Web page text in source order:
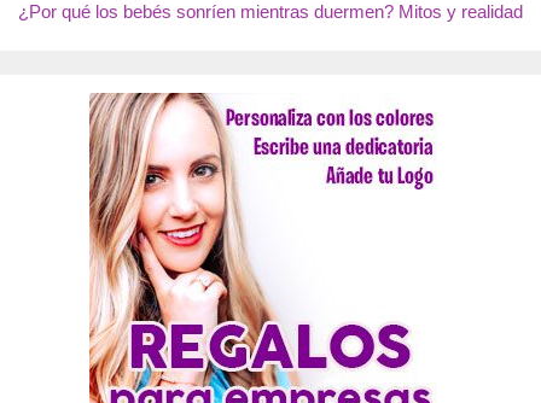
¿Por qué los bebés sonríen mientras duermen? Mitos y realidad